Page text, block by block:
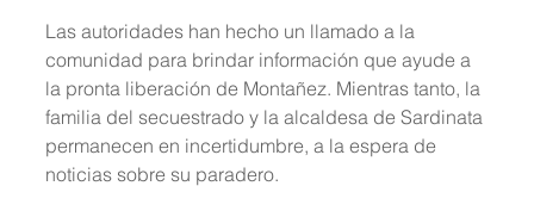
Las autoridades han hecho un llamado a la
comunidad para brindar información que ayude a
la pronta liberación de Montañez. Mientras tanto, la
familia del secuestrado y la alcaldesa de Sardinata
permanecen en incertidumbre, a la espera de
noticias sobre su paradero.